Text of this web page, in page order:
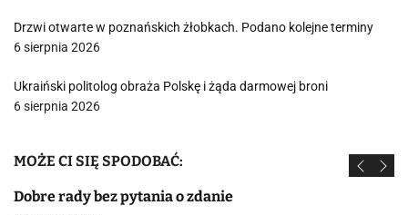
Drzwi otwarte w poznańskich żłobkach. Podano kolejne terminy
6 sierpnia 2026
Ukraiński politolog obraża Polskę i żąda darmowej broni
6 sierpnia 2026
MOŻE CI SIĘ SPODOBAĆ:
Dobre rady bez pytania o zdanie